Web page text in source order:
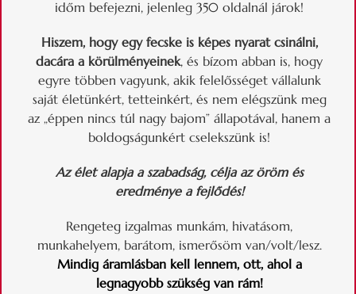
időm befejezni, jelenleg 350 oldalnál járok!
Hiszem, hogy egy fecske is képes nyarat csinálni,
dacára a körülményeinek, és bízom abban is, hogy
egyre többen vagyunk, akik felelősséget vállalunk
saját életünkért, tetteinkért, és nem elégszünk meg
az „éppen nincs túl nagy bajom” állapotával, hanem a
boldogságunkért cselekszünk is!
Az élet alapja a szabadság, célja az öröm és
eredménye a fejlődés!
Rengeteg izgalmas munkám, hivatásom,
munkahelyem, barátom, ismerősöm van/volt/lesz.
Mindig áramlásban kell lennem, ott, ahol a
legnagyobb szükség van rám!